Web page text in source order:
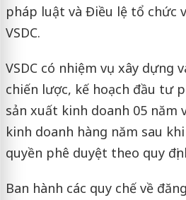
pháp luật và Điều lệ tổ chức
VSDC.
VSDC có nhiệm vụ xây dựng
chiến lược, kế hoạch đầu tư
sản xuất kinh doanh 05 năm
kinh doanh hàng năm sau
quyền phê duyệt theo quy
Ban hành các quy chế về